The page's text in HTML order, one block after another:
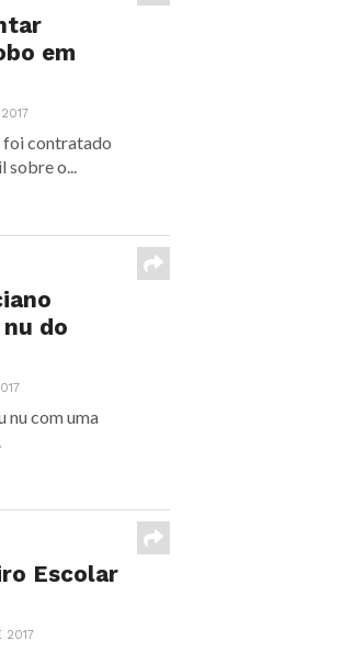
em
foi contratado
sobre o...
do
nu com uma
Escolar
2017